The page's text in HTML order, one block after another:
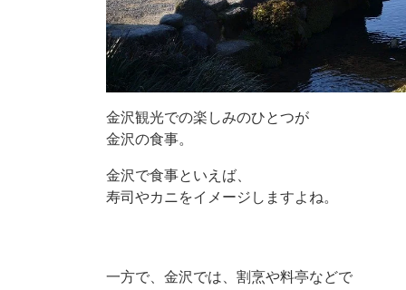
金沢観光での楽しみのひとつが
金沢の食事。
金沢で食事といえば、
寿司やカニをイメージしますよね。
一方で、金沢では、割烹や料亭などで